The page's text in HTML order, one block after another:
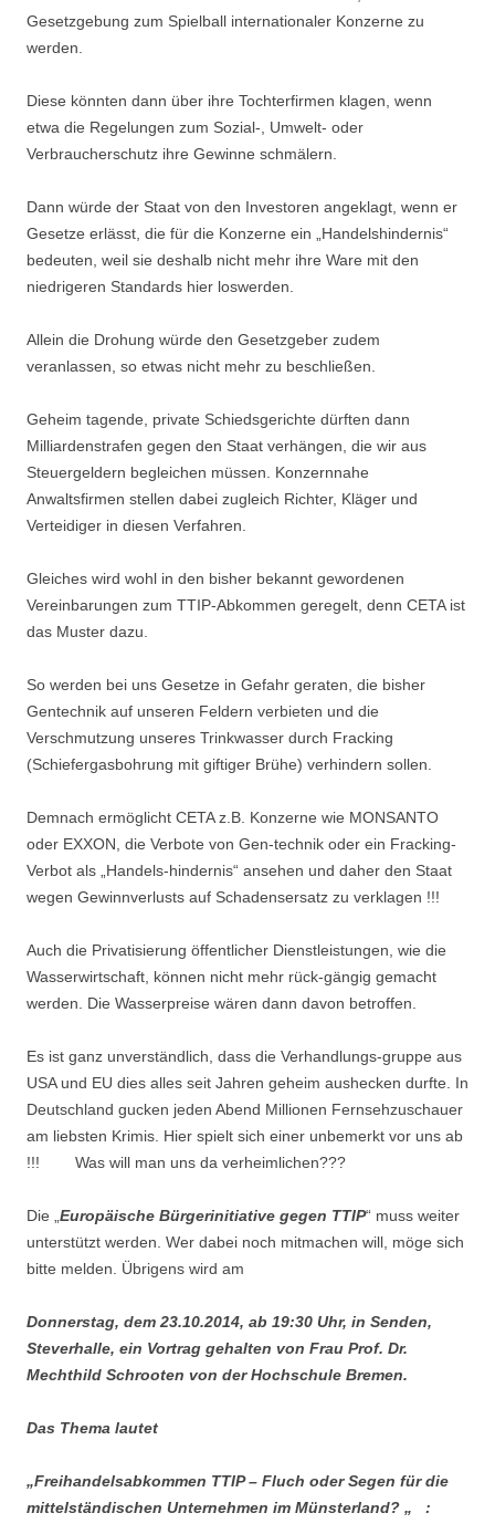
Gesetzgebung zum Spielball internationaler Konzerne zu
werden.
Diese könnten dann über ihre Tochterfirmen klagen, wenn
etwa die Regelungen zum Sozial-, Umwelt- oder
Verbraucherschutz ihre Gewinne schmälern.
Dann würde der Staat von den Investoren angeklagt, wenn er
Gesetze erlässt, die für die Konzerne ein „Handelshindernis“
bedeuten, weil sie deshalb nicht mehr ihre Ware mit den
niedrigeren Standards hier loswerden.
Allein die Drohung würde den Gesetzgeber zudem
veranlassen, so etwas nicht mehr zu beschließen.
Geheim tagende, private Schiedsgerichte dürften dann
Milliardenstrafen gegen den Staat verhängen, die wir aus
Steuergeldern begleichen müssen. Konzernnahe
Anwaltsfirmen stellen dabei zugleich Richter, Kläger und
Verteidiger in diesen Verfahren.
Gleiches wird wohl in den bisher bekannt gewordenen
Vereinbarungen zum TTIP-Abkommen geregelt, denn CETA ist
das Muster dazu.
So werden bei uns Gesetze in Gefahr geraten, die bisher
Gentechnik auf unseren Feldern verbieten und die
Verschmutzung unseres Trinkwasser durch Fracking
(Schiefergasbohrung mit giftiger Brühe) verhindern sollen.
Demnach ermöglicht CETA z.B. Konzerne wie MONSANTO
oder EXXON, die Verbote von Gen-technik oder ein Fracking-
Verbot als „Handels-hindernis“ ansehen und daher den Staat
wegen Gewinnverlusts auf Schadensersatz zu verklagen !!!
Auch die Privatisierung öffentlicher Dienstleistungen, wie die
Wasserwirtschaft, können nicht mehr rück-gängig gemacht
werden. Die Wasserpreise wären dann davon betroffen.
Es ist ganz unverständlich, dass die Verhandlungs-gruppe aus
USA und EU dies alles seit Jahren geheim aushecken durfte. In
Deutschland gucken jeden Abend Millionen Fernsehzuschauer
am liebsten Krimis. Hier spielt sich einer unbemerkt vor uns ab
!!! Was will man uns da verheimlichen???
Die „ Europäische Bürgerinitiative gegen TTIP“ muss weiter
unterstützt werden. Wer dabei noch mitmachen will, möge sich
bitte melden. Übrigens wird am
Donnerstag, dem 23.10.2014, ab 19:30 Uhr, in Senden,
Steverhalle, ein Vortrag gehalten von Frau Prof. Dr.
Mechthild Schrooten von der Hochschule Bremen.
Das Thema lautet
„Freihandelsabkommen TTIP – Fluch oder Segen für die
mittelständischen Unternehmen im Münsterland? „ :